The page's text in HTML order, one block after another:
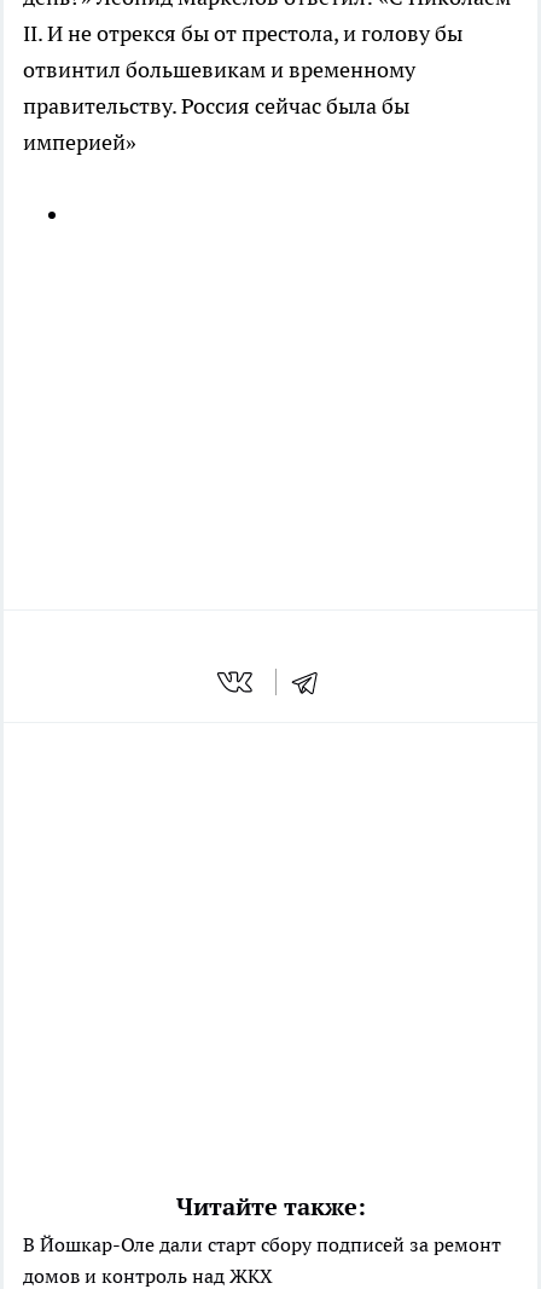
II. И не отрекся бы от престола, и голову бы
отвинтил большевикам и временному
правительству. Россия сейчас была бы
империей»
Читайте также:
В Йошкар-Оле дали старт сбору подписей за ремонт
домов и контроль над ЖКХ